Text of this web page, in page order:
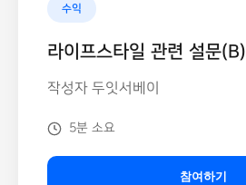
수익
라이프스타일 관련 설문(B)
작성자 두잇서베이
5분 소요
참여하기